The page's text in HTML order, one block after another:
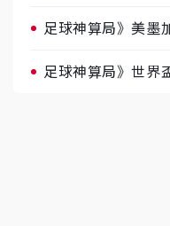
足球神算局》美墨
足球神算局》世界